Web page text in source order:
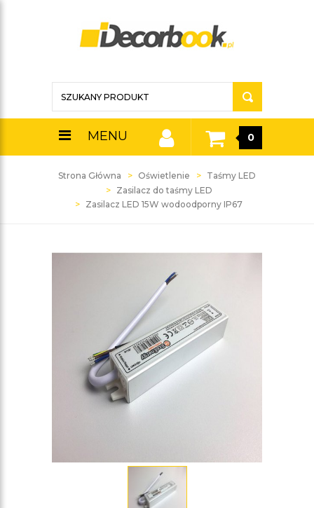
MENU 0
Strona Główna Oświetlenie
Taśmy LED
Zasilacz do taśmy LED
Zasilacz LED 15W wodoodporny IP67